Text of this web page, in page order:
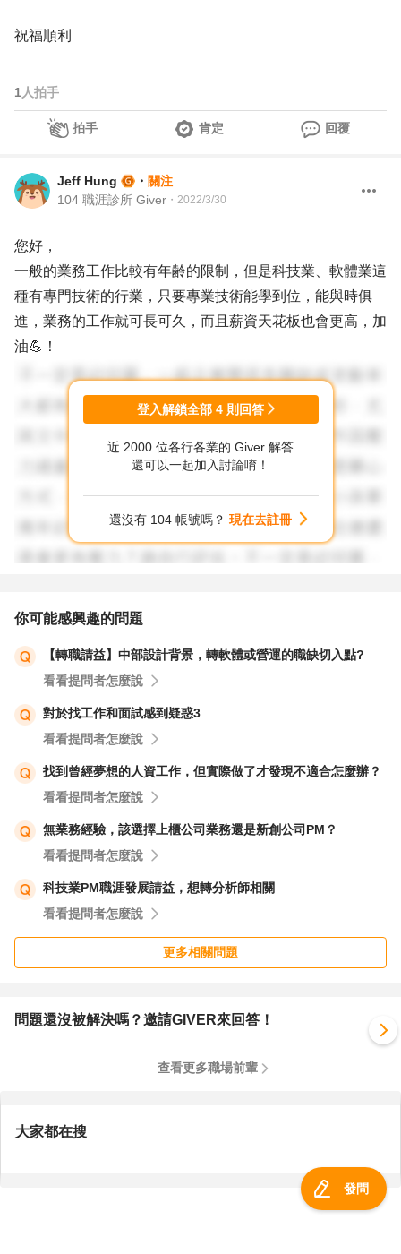
祝福順利
1 人拍手
拍手 肯定 回覆
Jeff Hung ・ 關注
104 職涯診所 Giver ・ 2022/3/30
您好，
一般的業務工作比較有年齢的限制，但是科技業、軟體業這
種有專門技術的行業，只要專業技術能學到位，能與時俱
進，業務的工作就可長可久，而且薪資天花板也會更高，加
油💪！
登入解鎖全部 4 則回答
近 2000 位各行各業的 Giver 解答
還可以一起加入討論唷！
還沒有 104 帳號嗎？ 現在去註冊
你可能感興趣的問題
【轉職請益】中部設計背景，轉軟體或營運的職缺切入點?
看看提問者怎麼說
對於找工作和面試感到疑惑3
看看提問者怎麼說
找到曾經夢想的人資工作，但實際做了才發現不適合怎麼辦？
看看提問者怎麼說
無業務經驗，該選擇上櫃公司業務還是新創公司PM？
看看提問者怎麼說
科技業PM職涯發展請益，想轉分析師相關
看看提問者怎麼說
更多相關問題
問題還沒被解決嗎？邀請GIVER來回答！
查看更多職場前輩
大家都在搜
發問